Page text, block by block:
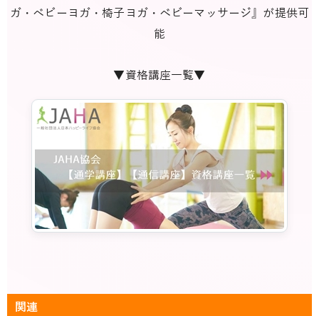
ガ・ベビーヨガ・椅子ヨガ・ベビーマッサージ』が提供可
能
▼資格講座一覧▼
関連